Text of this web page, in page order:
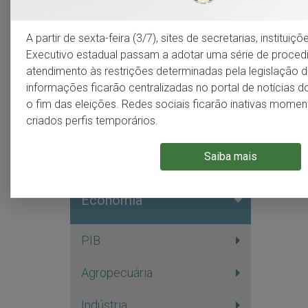
A partir de sexta-feira (3/7), sites de secretarias,
Executivo estadual passam a adotar uma série de
atendimento às restrições determinadas pela legislação
informações ficarão centralizadas no portal de notícias
o fim das eleições. Redes sociais ficarão inativas
criados perfis temporários.
Saiba mais
Meio ambiente
Demografia
Economia
PIB
Agropecuária
Indústria
Os
de